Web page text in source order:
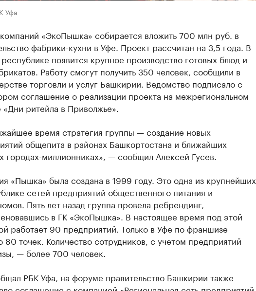
Уфа
«ЭкоПышка» собирается вложить 700 млн руб. в
фабрики-кухни в Уфе. Проект рассчитан на 3,5 года. В
республике появится крупное производство готовых блюд и
Работу смогут получить 350 человек, сообщили в
торговли и услуг Башкирии. Ведомство подписало с
соглашение о реализации проекта на межрегиональном
ритейла в Приволжье».
время стратегия группы — создание новых
общепита в районах Башкортостана и ближайших
городах-миллионниках», — сообщил Алексей Гусев.
«Пышка» была создана в 1999 году. Это одна из крупнейших
сетей предприятий общественного питания и
Пять лет назад группа провела ребрендинг,
в ГК «ЭкоПышка». В настоящее время под этой
работает 90 предприятий. Только в Уфе по франшизе
80 точек. Количество сотрудников, с учетом предприятий
— более 700 человек.
РБК Уфа, на форуме правительство Башкирии также